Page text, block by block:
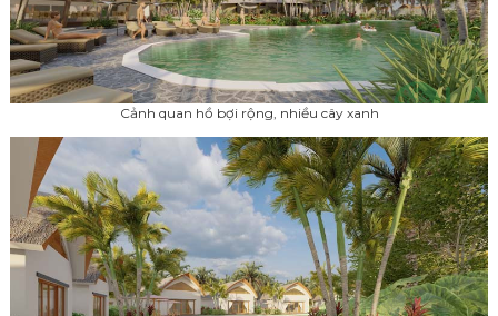
Cảnh quan hồ bợi rộng, nhiều cây xanh